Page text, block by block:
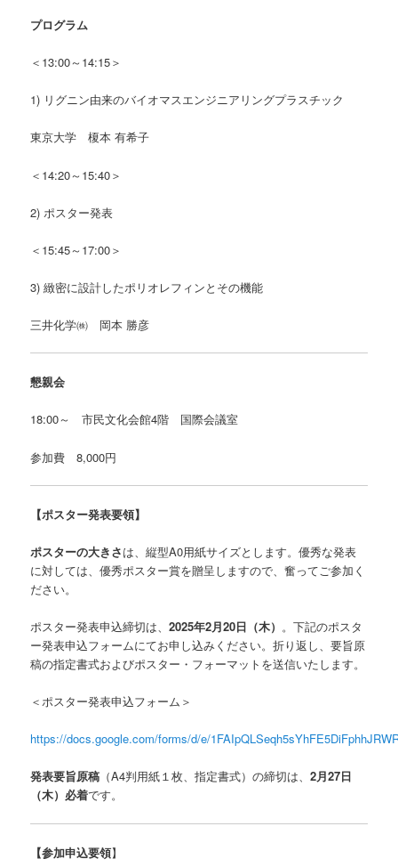
プログラム
＜13:00～14:15＞
1) リグニン由来のバイオマスエンジニアリングプラスチック
東京大学 榎本 有希子
＜14:20～15:40＞
2) ポスター発表
＜15:45～17:00＞
3) 緻密に設計したポリオレフィンとその機能
三井化学㈱ 岡本 勝彦
懇親会
18:00～ 市民文化会館4階 国際会議室
参加費 8,000円
【ポスター発表要領】
ポスターの大きさは、縦型A0用紙サイズとします。優秀な発表
に対しては、優秀ポスター賞を贈呈しますので、奮ってご参加く
ださい。
ポスター発表申込締切は、2025年2月20日（木） 。下記のポスタ
ー発表申込フォームにてお申し込みください。折り返し、要旨原
稿の指定書式およびポスター・フォーマットを送信いたします。
＜ポスター発表申込フォーム＞
https://docs.google.com/forms/d/e/
発表要旨原稿 （A4判用紙１枚、指定書式）の締切は、2月27日
（木）必着です。
【参加申込要領】